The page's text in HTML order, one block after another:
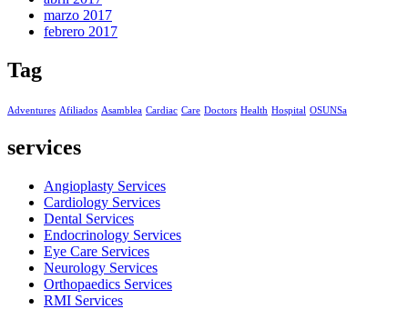
marzo 2017
febrero 2017
Tag
Adventures Afiliados Asamblea Cardiac Care Doctors Health Hospital OSUNSa
services
Angioplasty Services
Cardiology Services
Dental Services
Endocrinology Services
Eye Care Services
Neurology Services
Orthopaedics Services
RMI Services